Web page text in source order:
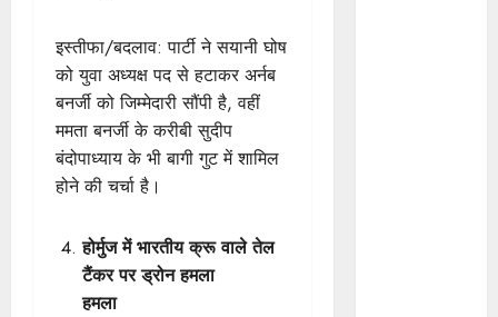
इस्तीफा/बदलाव: पार्टी ने सयानी घोष
को युवा अध्यक्ष पद से हटाकर अर्नब
बनर्जी को जिम्मेदारी सौंपी है, वहीं
ममता बनर्जी के करीबी सुदीप
बंदोपाध्याय के भी बागी गुट में शामिल
होने की चर्चा है।
होर्मुज में भारतीय क्रू वाले तेल
टैंकर पर ड्रोन हमला
हमला